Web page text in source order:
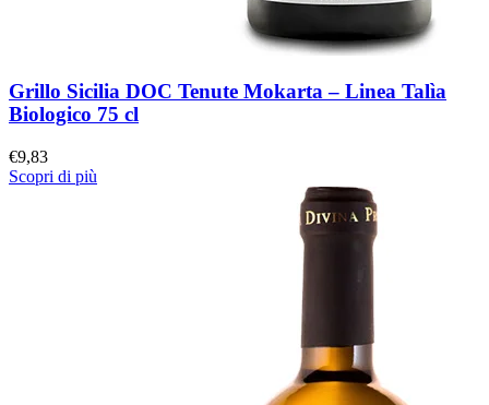
Grillo Sicilia DOC Tenute Mokarta – Linea Talìa
Biologico 75 cl
€9,83
Scopri di più